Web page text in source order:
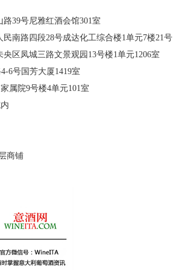
39号尼雅红酒会馆301室
民南路四段28号成达化工综合楼1单元7楼21号
央区凤城三路文景观园13号楼1单元1206室
6号国芳大厦1419室
属院9号楼4单元101室
商铺